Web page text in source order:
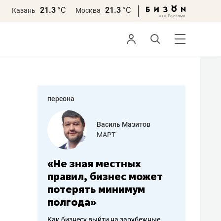
Казань 21.3 °С Москва 21.3 °С
персона
работа
Василь Мазитов
МАРТ
«Не зная местных
правил, бизнес может
потерять минимум
полгода»